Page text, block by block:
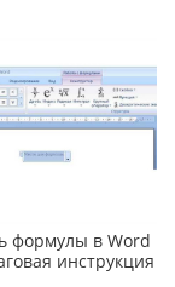
формулы в Word
инструкция